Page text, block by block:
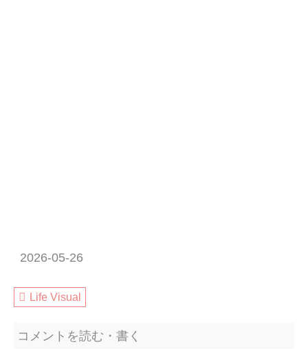
2026-05-26
Life Visual
コメントを読む・書く